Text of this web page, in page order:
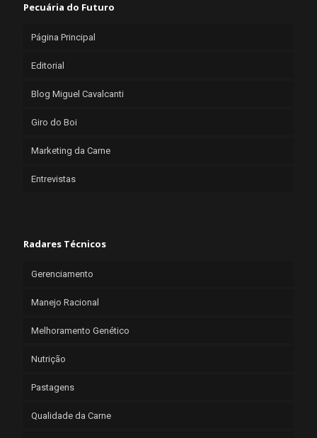
Pecuária do Futuro
Página Principal
Editorial
Blog Miguel Cavalcanti
Giro do Boi
Marketing da Carne
Entrevistas
Radares Técnicos
Gerenciamento
Manejo Racional
Melhoramento Genético
Nutrição
Pastagens
Qualidade da Carne